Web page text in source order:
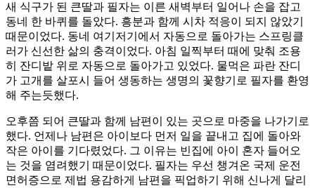
새 식구가 된 큰딸과 필자는 이른 새벽부터 일어나 손을 잡고
동네 한 바퀴를 돌았다. 흥분과 함께 시차 적응이 되지 않았기
때문이었다. 동네 여기저기에서 자동으로 돌아가는 스프링클
러가 신선한 삶의 충격이었다. 아침 일찍부터 때에 맞춰 조용
히 잔디밭 위로 자동으로 돌아가고 있었다. 물먹은 파란 잔디
가 고개를 살포시 들어 생동하는 생명의 꽃향기로 필자를 환영
해 주는듯했다.
오후쯤 되어 큰딸과 함께 남편이 있는 곳으로 마중을 나가기로
했다. 언제나 남편은 아이보다 먼저 일을 끝내고 집에 돌아와
작은 아이를 기다렸었다. 그 이유는 빈집에 아이 혼자 들어오
는 것을 염려했기 때문이었다. 필자는 우선 챙겨온 국제 운전
면허증으로 제법 용감하게 남편을 픽업하기 위해 신나게 달리